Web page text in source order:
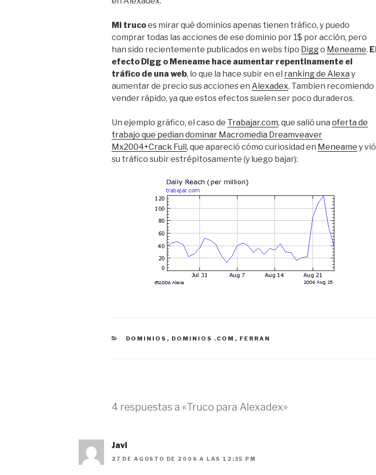
Mi trucoes mirar qué dominios apenas tienen tráfico, y puedo
comprar todas las acciones de ese dominio por 1$ por acción, pero
han sido recientemente publicados en webs tipo Diggo Meneame. El
efecto Digg o Meneame hace aumentar repentinamente el
tráfico de una web, lo que la hace subir en el ranking de Alexa y
aumentar de precio sus acciones en Alexadex. Tambien recomiendo
vender rápido, ya que estos efectos suelen ser poco duraderos.
Un ejemplo gráfico, el caso de Trabajar.com, que salió una oferta de
trabajo que pedian dominar Macromedia Dreamveaver
Mx2004+Crack Full , que apareció cómo curiosidad en Meneame y vió
su tráfico subir estrépitosamente (y luego bajar):
CATEGORÍAS
DOMINIOS , DOMINIOS .COM , FERRAN
4 respuestas a «Truco para Alexadex»
Javi
27 DE AGOSTO DE 2006 A LAS 12:35 PM